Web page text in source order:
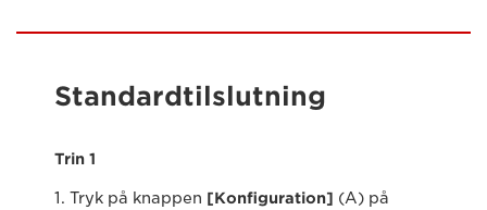
Standardtilslutning
Trin 1
1. Tryk på knappen [Konfiguration] (A) på